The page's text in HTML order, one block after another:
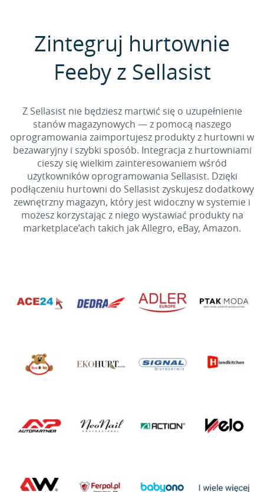
Zintegruj hurtownie
Feeby z Sellasist
Z Sellasist nie będziesz martwić się o uzupełnienie
stanów magazynowych — z pomocą naszego
oprogramowania zaimportujesz produkty z hurtowni w
bezawaryjny i szybki sposób. Integracja z hurtowniami
cieszy się wielkim zainteresowaniem wśród
użytkowników oprogramowania Sellasist. Dzięki
podłączeniu hurtowni do Sellasist zyskujesz dodatkowy
zewnętrzny magazyn, który jest widoczny w systemie i
możesz korzystając z niego wystawiać produkty na
marketplace’ach takich jak Allegro, eBay, Amazon.